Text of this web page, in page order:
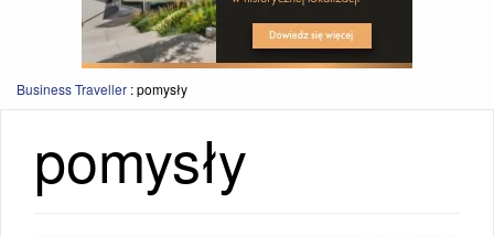
Business Traveller :pomysły
pomysły